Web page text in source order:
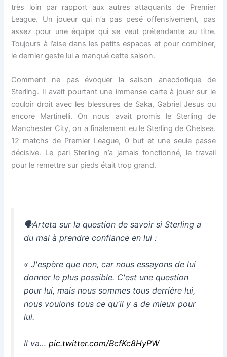
très loin par rapport aux autres attaquants de Premier
League. Un joueur qui n’a pas pesé offensivement, pas
assez pour une équipe qui se veut prétendante au titre.
Toujours à l’aise dans les petits espaces et pour combiner,
le dernier geste lui a manqué cette saison.
Comment ne pas évoquer la saison anecdotique de
Sterling. Il avait pourtant une immense carte à jouer sur le
couloir droit avec les blessures de Saka, Gabriel Jesus ou
encore Martinelli. On nous avait promis le Sterling de
Manchester City, on a finalement eu le Sterling de Chelsea.
12 matchs de Premier League, 0 but et une seule passe
décisive. Le pari Sterling n’a jamais fonctionné, le travail
pour le remettre sur pieds était trop grand.
🗣️Arteta sur la question de savoir si Sterling a
du mal à prendre confiance en lui :
« J'espère que non, car nous essayons de lui
donner le plus possible. C'est une question
pour lui, mais nous sommes tous derrière lui,
nous voulons tous ce qu'il y a de mieux pour
lui.
Il va…pic.twitter.com/BcfKc8HyPW